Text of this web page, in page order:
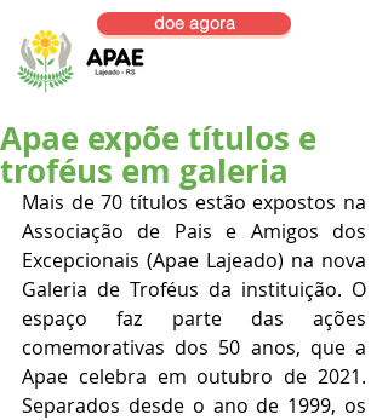
doe agora
Apae expõe títulos e
troféus em galeria
Mais de 70 títulos estão expostos na
Associação de Pais e Amigos dos
Excepcionais (Apae Lajeado) na nova
Galeria de Troféus da instituição. O
espaço faz parte das ações
comemorativas dos 50 anos, que a
Apae celebra em outubro de 2021.
Separados desde o ano de 1999, os